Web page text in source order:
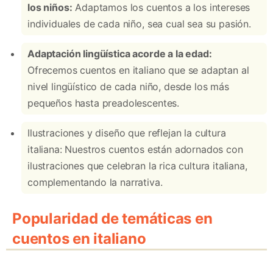
los niños: Adaptamos los cuentos a los intereses
individuales de cada niño, sea cual sea su pasión.
Adaptación lingüística acorde a la edad:
Ofrecemos cuentos en italiano que se adaptan al
nivel lingüístico de cada niño, desde los más
pequeños hasta preadolescentes.
Ilustraciones y diseño que reflejan la cultura
italiana: Nuestros cuentos están adornados con
ilustraciones que celebran la rica cultura italiana,
complementando la narrativa.
Popularidad de temáticas en
cuentos en italiano